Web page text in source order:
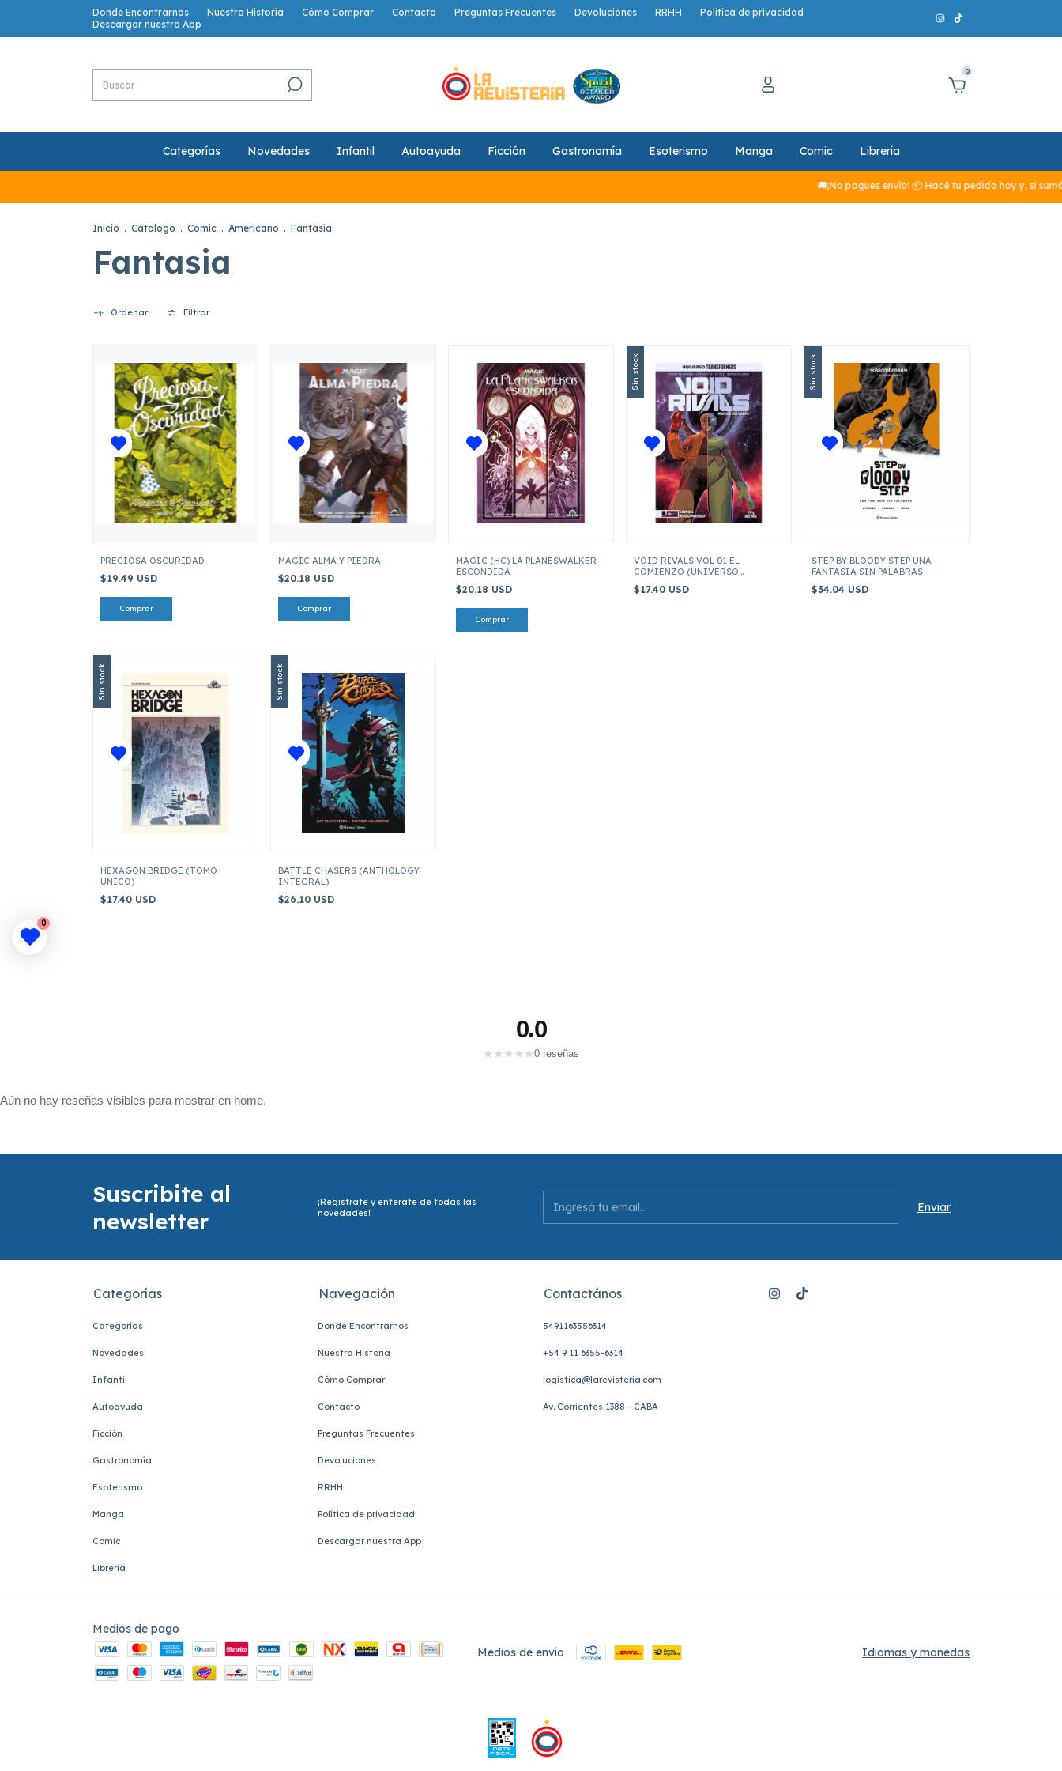
Donde Encontrarnos Nuestra Historia Cómo Comprar Contacto Preguntas Frecuentes Devoluciones RRHH
Política de privacidad
Descargar nuestra App
0
Categorías Novedades Infantil Autoayuda Ficción Gastronomía Esoterismo Manga Comic Librería
🚚¡No pagues envío! 📦 Hacé tu pedido hoy y, si
Inicio . Catalogo . Comic . Americano . Fantasia
Fantasia
Ordenar Filtrar
PRECIOSA OSCURIDAD
$19.49 USD
MAGIC ALMA Y PIEDRA
$20.18 USD
MAGIC (HC) LA PLANESWALKER
ESCONDIDA
$20.18 USD
Sin stock
VOID RIVALS VOL 01 EL
COMIENZO (UNIVERSO
$17.40 USD
Sin stock
STEP BY BLOODY STEP UNA
FANTASIA SIN PALABRAS
$34.04 USD
Sin stock
HEXAGON BRIDGE (TOMO
UNICO)
$17.40 USD
Sin stock
BATTLE CHASERS (ANTHOLOGY
INTEGRAL)
$26.10 USD
0.0
★ ★ ★ ★ ★0 reseñas
Aún no hay reseñas visibles para mostrar en home.
Suscribite al
newsletter
¡Registrate y enterate de todas las
novedades!
Categorías
Categorías
Novedades
Infantil
Autoayuda
Ficción
Gastronomía
Esoterismo
Manga
Comic
Librería
Navegación
Donde Encontrarnos
Nuestra Historia
Cómo Comprar
Contacto
Preguntas Frecuentes
Devoluciones
RRHH
Política de privacidad
Descargar nuestra App
Contactános
5491163556314
+54 9 11 6355-6314
logistica@larevisteria.com
Av. Corrientes 1388 - CABA
Medios de pago
Medios de envío
Idiomas y monedas
0